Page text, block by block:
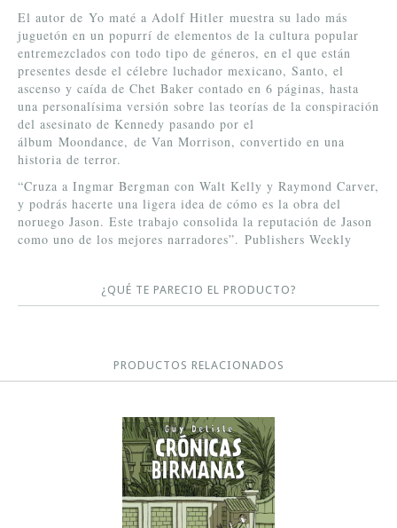
El autor de Yo maté a Adolf Hitler muestra su lado más
juguetón en un popurrí de elementos de la cultura popular
entremezclados con todo tipo de géneros, en el que están
presentes desde el célebre luchador mexicano, Santo, el
ascenso y caída de Chet Baker contado en 6 páginas, hasta
una personalísima versión sobre las teorías de la conspiración
del asesinato de Kennedy pasando por el
álbum Moondance, de Van Morrison, convertido en una
historia de terror.
“Cruza a Ingmar Bergman con Walt Kelly y Raymond Carver,
y podrás hacerte una ligera idea de cómo es la obra del
noruego Jason. Este trabajo consolida la reputación de Jason
como uno de los mejores narradores”. Publishers Weekly
¿QUÉ TE PARECIO EL PRODUCTO?
PRODUCTOS RELACIONADOS